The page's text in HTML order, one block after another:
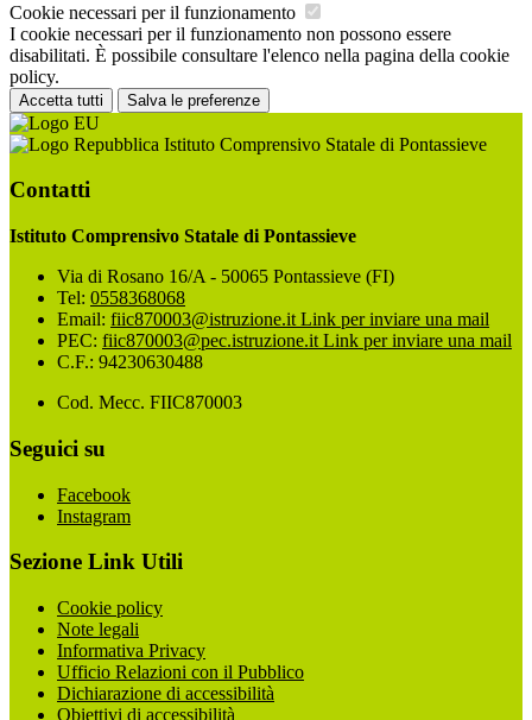
Cookie necessari per il funzionamento
I cookie necessari per il funzionamento non possono essere
disabilitati. È possibile consultare l'elenco nella pagina della cookie
policy.
Accetta tutti Salva le preferenze
Istituto Comprensivo Statale di Pontassieve
Contatti
Istituto Comprensivo Statale di Pontassieve
Via di Rosano 16/A - 50065 Pontassieve (FI)
Tel: 0558368068
Email: fiic870003@istruzione.it Link per inviare una mail
PEC: fiic870003@pec.istruzione.it Link per inviare una mail
C.F.: 94230630488
Cod. Mecc. FIIC870003
Seguici su
Facebook
Instagram
Sezione Link Utili
Cookie policy
Note legali
Informativa Privacy
Ufficio Relazioni con il Pubblico
Dichiarazione di accessibilità
Obiettivi di accessibilità